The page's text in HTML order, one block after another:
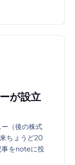
が設立
（後の株式
ちょうど20
事をnoteに投